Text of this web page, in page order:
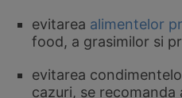
evitarea alimentelor
food, a grasimilor si
evitarea
cazuri, se recomanda